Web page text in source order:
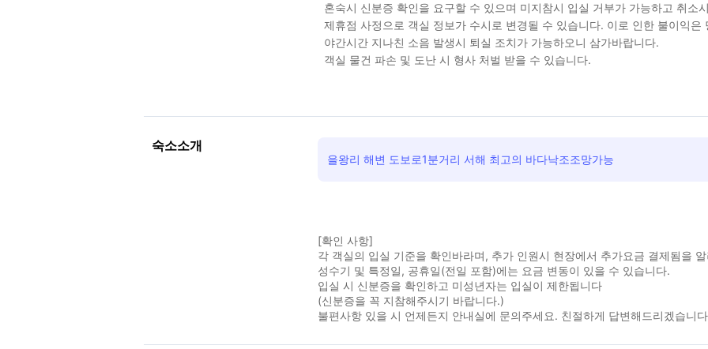
혼숙시 신분증 확인을 요구할 수 있으며 미지참시 입실 거부가 가능하고 취소
제휴점 사정으로 객실 정보가 수시로 변경될 수 있습니다. 이로 인한 불이익은
야간시간 지나친 소음 발생시 퇴실 조치가 가능하오니 삼가바랍니다.
객실 물건 파손 및 도난 시 형사 처벌 받을 수 있습니다.
숙소소개
을왕리 해변 도보로1분거리 서해 최고의 바다낙조조망가능
[확인 사항]
각 객실의 입실 기준을 확인바라며, 추가 인원시 현장에서 추가요금 결제됨을
성수기 및 특정일, 공휴일(전일 포함)에는 요금 변동이 있을 수 있습니다.
입실 시 신분증을 확인하고 미성년자는 입실이 제한됩니다
(신분증을 꼭 지참해주시기 바랍니다.)
불편사항 있을 시 언제든지 안내실에 문의주세요. 친절하게 답변해드리겠습니